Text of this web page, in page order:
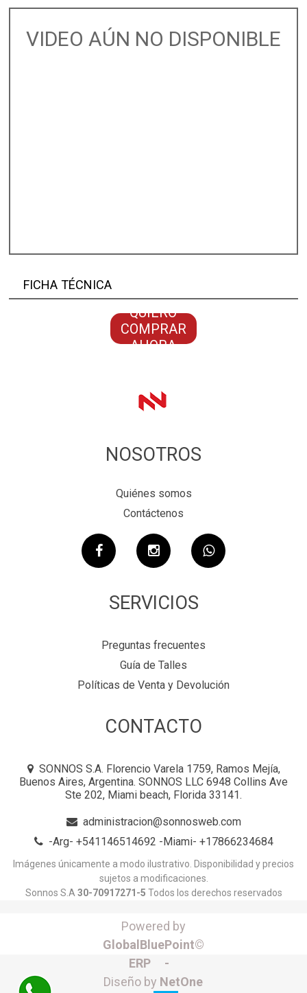
VIDEO AÚN NO DISPONIBLE
FICHA TÉCNICA
QUIERO
COMPRAR
AHORA
NOSOTROS
Quiénes somos
Contáctenos
SERVICIOS
Preguntas frecuentes
Guía de Talles
Políticas de Venta y Devolución
CONTACTO
SONNOS S.A. Florencio Varela 1759, Ramos Mejía,
Buenos Aires, Argentina. SONNOS LLC 6948 Collins Ave
Ste 202, Miami beach, Florida 33141.
administracion@sonnosweb.com
-Arg- +541146514692 -Miami- +17866234684
Imágenes únicamente a modo ilustrativo. Disponibilidad y precios
sujetos a modificaciones.
Sonnos S.A 30-70917271-5 Todos los derechos reservados
Powered by
GlobalBluePoint©
ERP -
Diseño by NetOne